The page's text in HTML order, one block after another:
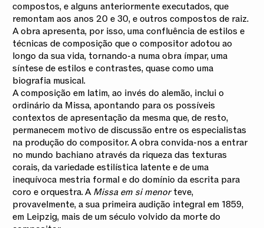
compostos, e alguns anteriormente executados, que
remontam aos anos 20 e 30, e outros compostos de raiz.
A obra apresenta, por isso, uma confluência de estilos e
técnicas de composição que o compositor adotou ao
longo da sua vida, tornando-a numa obra ímpar, uma
síntese de estilos e contrastes, quase como uma
biografia musical.
A composição em latim, ao invés do alemão, inclui o
ordinário da Missa, apontando para os possíveis
contextos de apresentação da mesma que, de resto,
permanecem motivo de discussão entre os especialistas
na produção do compositor. A obra convida-nos a entrar
no mundo bachiano através da riqueza das texturas
corais, da variedade estilística latente e de uma
inequívoca mestria formal e do domínio da escrita para
coro e orquestra. AMissa em si menorteve,
provavelmente, a sua primeira audição integral em 1859,
em Leipzig, mais de um século volvido da morte do